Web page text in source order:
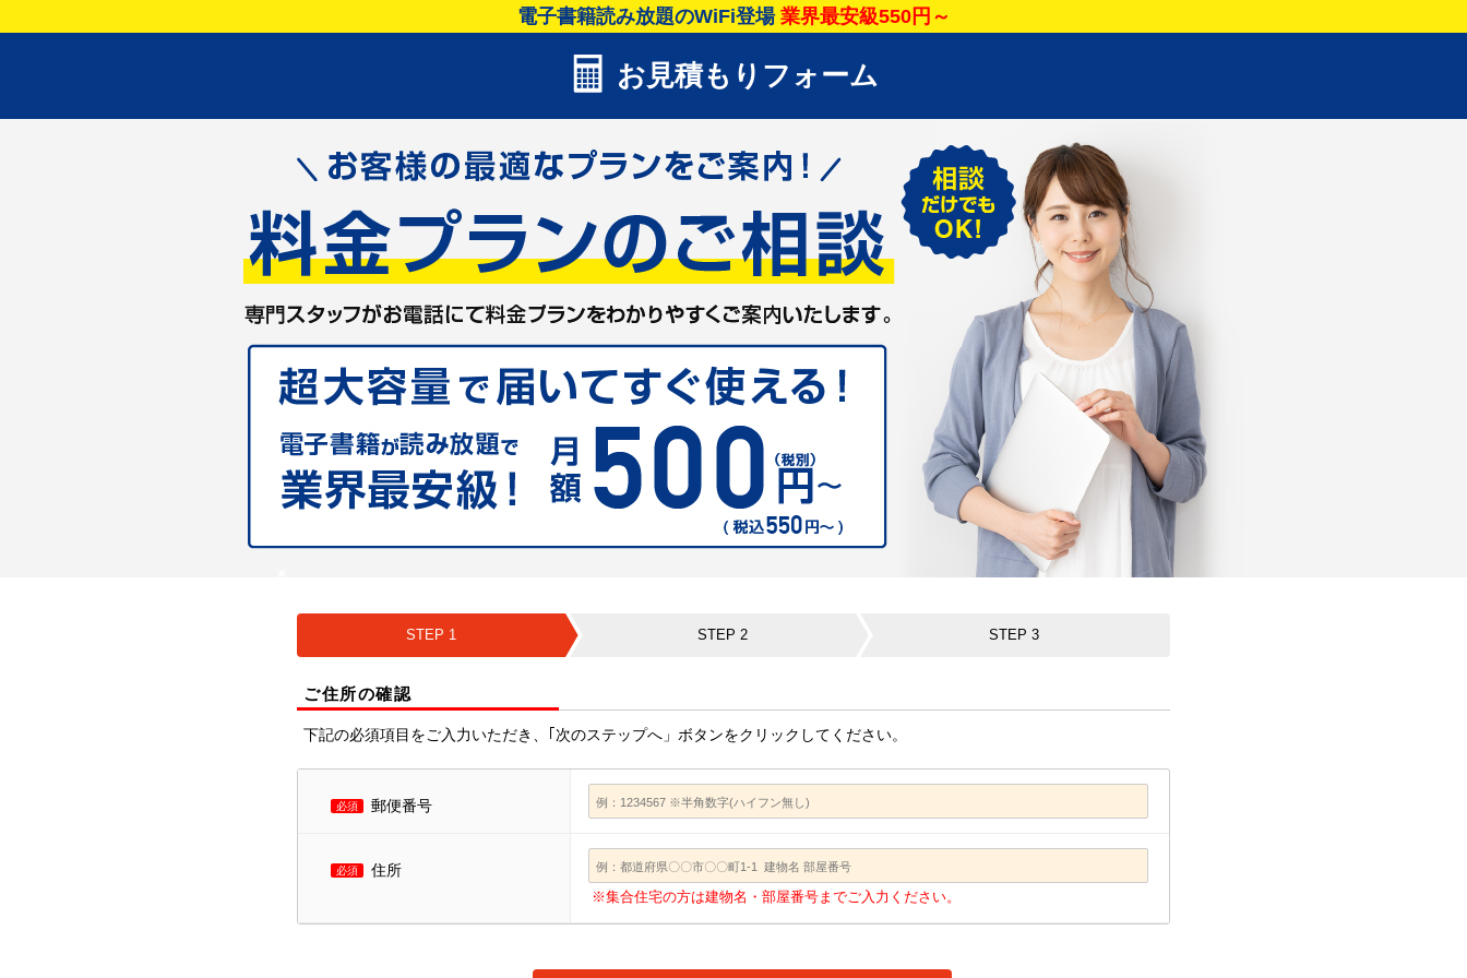
電子書籍読み放題のWiFi登場 業界最安級550円～
お見積もりフォーム
STEP 1 STEP 2 STEP 3
ご住所の確認
下記の必須項目をご入力いただき、｢次のステップへ」ボタンをクリックしてください。
必須 郵便番号
必須 住所
※集合住宅の方は建物名・部屋番号までご入力ください。